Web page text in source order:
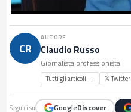
CR
AUTORE
Claudio Russo
Giornalista professionista
Tutti gli articoli → 𝕏 Twitter
Seguici su GoogleDiscover